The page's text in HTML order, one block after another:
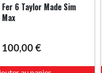
Fer 6 Taylor Made Sim
Max
100,00 €